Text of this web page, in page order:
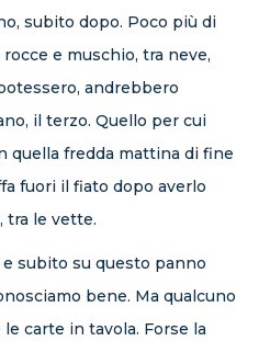
subito dopo. Poco più di
e muschio, tra neve,
andrebbero
il terzo. Quello per cui
quella fredda mattina di fine
fuori il fiato dopo averlo
tra le vette.
subito su questo panno
bene. Ma qualcuno
carte in tavola. Forse la